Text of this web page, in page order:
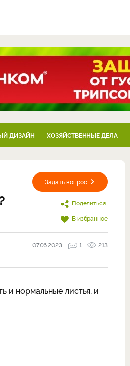
ДИЗАЙН ХОЗЯЙСТВЕННЫЕ ДЕЛА
Задать вопрос
Поделиться
В избранное
07.06.2023 1 213
и нормальные листья, и